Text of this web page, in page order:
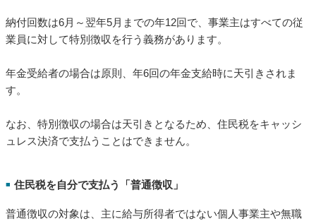
納付回数は6月～翌年5月までの年12回で、事業主はすべての従
業員に対して特別徴収を行う義務があります。
年金受給者の場合は原則、年6回の年金支給時に天引きされま
す。
なお、特別徴収の場合は天引きとなるため、住民税をキャッシ
ュレス決済で支払うことはできません。
■ 住民税を自分で支払う「普通徴収」
普通徴収の対象は、主に給与所得者ではない個人事業主や無職